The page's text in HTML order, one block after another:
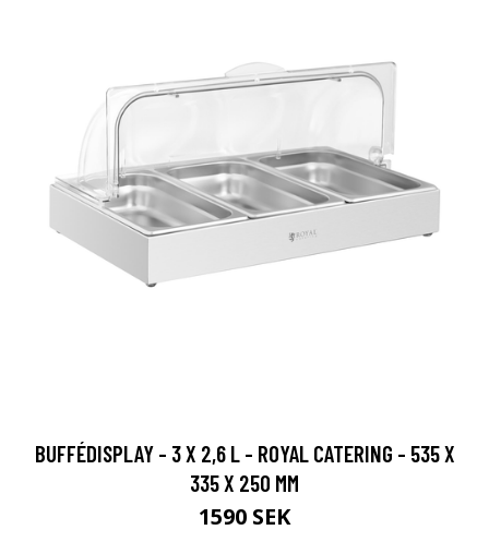
BUFFÉDISPLAY - 3 X 2,6 L - ROYAL CATERING - 535 X
335 X 250 MM
1590 SEK